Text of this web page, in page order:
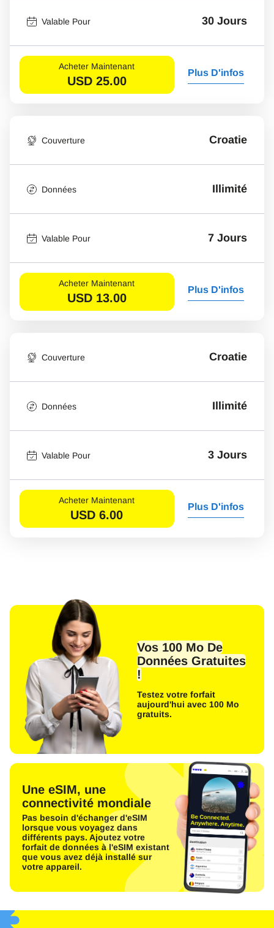
Valable Pour 30 Jours
Acheter Maintenant
USD 25.00
Plus D'infos
Couverture Croatie
Données Illimité
Valable Pour 7 Jours
Acheter Maintenant
USD 13.00
Plus D'infos
Couverture Croatie
Données Illimité
Valable Pour 3 Jours
Acheter Maintenant
USD 6.00
Plus D'infos
Vos 100 Mo De
Données Gratuites
!
Testez votre forfait
aujourd'hui avec 100 Mo
gratuits.
Une eSIM, une
connectivité mondiale
Pas besoin d'échanger d'eSIM
lorsque vous voyagez dans
différents pays. Ajoutez votre
forfait de données à l'eSIM existant
que vous avez déjà installé sur
votre appareil.